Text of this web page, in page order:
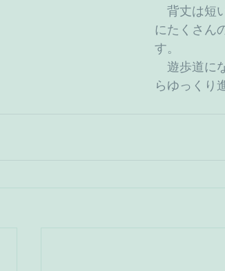
背丈は短
にたくさん
す。
遊歩道に
らゆっくり